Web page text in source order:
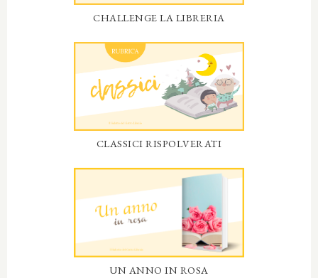
CHALLENGE LA LIBRERIA
CLASSICI RISPOLVERATI
UN ANNO IN ROSA